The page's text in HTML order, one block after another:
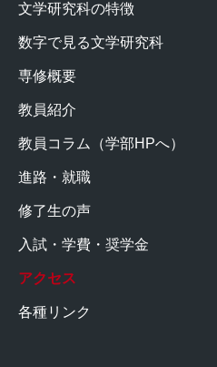
文学研究科の特徴
数字で見る文学研究科
専修概要
教員紹介
教員コラム（学部HPへ）
進路・就職
修了生の声
入試・学費・奨学金
アクセス
各種リンク